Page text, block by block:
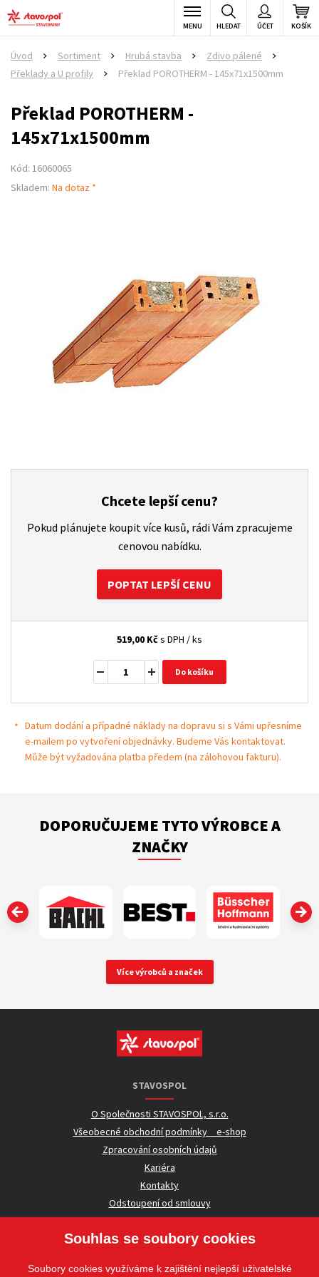
KOŠÍK
ÚČET
HLEDAT
MENU
Úvod Sortiment Hrubá stavba Zdivo pálené
Překlady a U profily
Překlad POROTHERM - 145x71x1500mm
Překlad POROTHERM -
145x71x1500mm
Kód: 16060065
Skladem: Na dotaz *
Chcete lepší cenu?
Pokud plánujete koupit více kusů, rádi Vám zpracujeme
cenovou nabídku.
POPTAT LEPŠÍ CENU
519,00 Kčs DPH / ks
Do košíku
Datum dodání a případné náklady na dopravu si s Vámi upřesníme
e-mailem po vytvoření objednávky. Budeme Vás kontaktovat.
Může být vyžadována platba předem (na zálohovou fakturu).
DOPORUČUJEME TYTO VÝROBCE A
ZNAČKY
‹
Více výrobců a značek
STAVOSPOL
O Společnosti STAVOSPOL, s.r.o.
Všeobecné obchodní podmínky _ e-shop
Zpracování osobních údajů
Kariéra
Kontakty
Odstoupení od smlouvy
UŽITEČNÉ INFORMACE
Nezávazná poptávka
Souhlas se soubory cookies
Soubory cookies využíváme k zajištění nejlepší uživatelské